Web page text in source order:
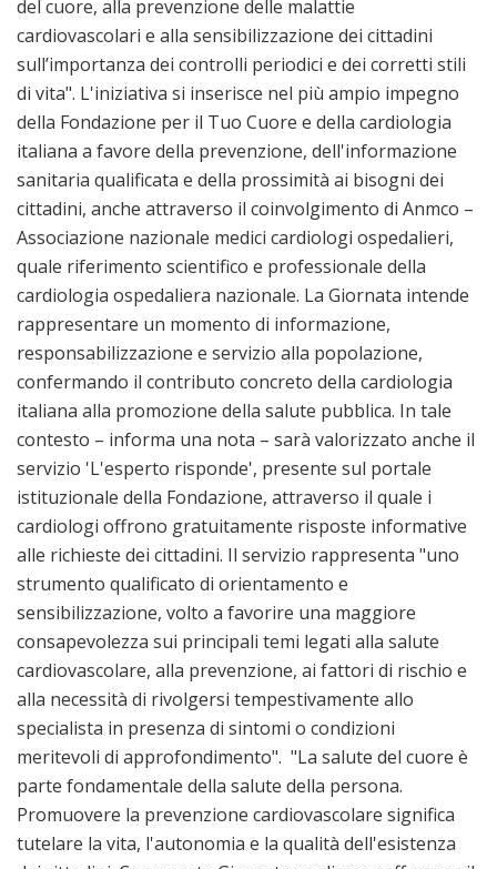
del cuore, alla prevenzione delle malattie
cardiovascolari e alla sensibilizzazione dei cittadini
sull’importanza dei controlli periodici e dei corretti stili
di vita". L'iniziativa si inserisce nel più ampio impegno
della Fondazione per il Tuo Cuore e della cardiologia
italiana a favore della prevenzione, dell'informazione
sanitaria qualificata e della prossimità ai bisogni dei
cittadini, anche attraverso il coinvolgimento di Anmco –
Associazione nazionale medici cardiologi ospedalieri,
quale riferimento scientifico e professionale della
cardiologia ospedaliera nazionale. La Giornata intende
rappresentare un momento di informazione,
responsabilizzazione e servizio alla popolazione,
confermando il contributo concreto della cardiologia
italiana alla promozione della salute pubblica. In tale
contesto – informa una nota – sarà valorizzato anche il
servizio 'L'esperto risponde', presente sul portale
istituzionale della Fondazione, attraverso il quale i
cardiologi offrono gratuitamente risposte informative
alle richieste dei cittadini. Il servizio rappresenta "uno
strumento qualificato di orientamento e
sensibilizzazione, volto a favorire una maggiore
consapevolezza sui principali temi legati alla salute
cardiovascolare, alla prevenzione, ai fattori di rischio e
alla necessità di rivolgersi tempestivamente allo
specialista in presenza di sintomi o condizioni
meritevoli di approfondimento". "La salute del cuore è
parte fondamentale della salute della persona.
Promuovere la prevenzione cardiovascolare significa
tutelare la vita, l'autonomia e la qualità dell'esistenza